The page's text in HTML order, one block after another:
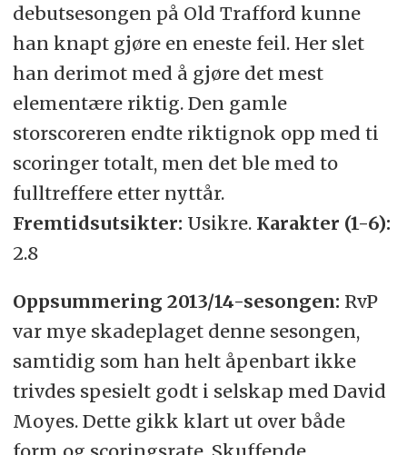
debutsesongen på Old Trafford kunne
han knapt gjøre en eneste feil. Her slet
han derimot med å gjøre det mest
elementære riktig. Den gamle
storscoreren endte riktignok opp med ti
scoringer totalt, men det ble med to
fulltreffere etter nyttår.
Fremtidsutsikter: Usikre. Karakter (1-6):
2.8
Oppsummering 2013/14-sesongen: RvP
var mye skadeplaget denne sesongen,
samtidig som han helt åpenbart ikke
trivdes spesielt godt i selskap med David
Moyes. Dette gikk klart ut over både